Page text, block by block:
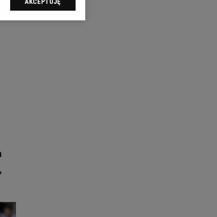
sp. z o.o., jej
swoje preferencje
reklam i treści,